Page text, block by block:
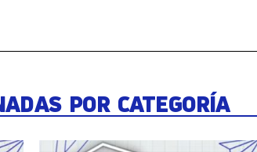
POR CATEGORÍA